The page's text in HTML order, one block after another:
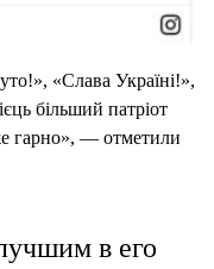
«Слава Україні!»,
більший патріот
гарно», — отметили
в его